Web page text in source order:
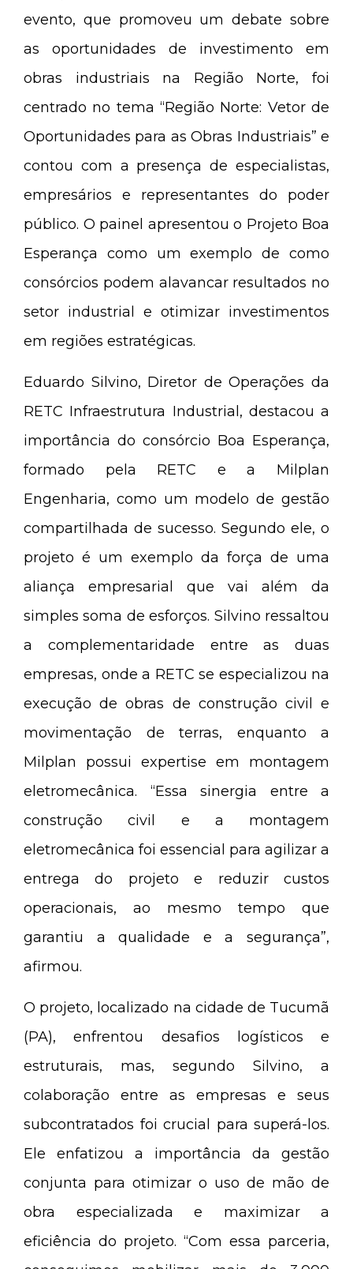
evento, que promoveu um debate sobre
as oportunidades de investimento em
obras industriais na Região Norte, foi
centrado no tema “Região Norte: Vetor de
Oportunidades para as Obras Industriais” e
contou com a presença de especialistas,
empresários e representantes do poder
público. O painel apresentou o Projeto Boa
Esperança como um exemplo de como
consórcios podem alavancar resultados no
setor industrial e otimizar investimentos
em regiões estratégicas.
Eduardo Silvino, Diretor de Operações da
RETC Infraestrutura Industrial, destacou a
importância do consórcio Boa Esperança,
formado pela RETC e a Milplan
Engenharia, como um modelo de gestão
compartilhada de sucesso. Segundo ele, o
projeto é um exemplo da força de uma
aliança empresarial que vai além da
simples soma de esforços. Silvino ressaltou
a complementaridade entre as duas
empresas, onde a RETC se especializou na
execução de obras de construção civil e
movimentação de terras, enquanto a
Milplan possui expertise em montagem
eletromecânica. “Essa sinergia entre a
construção civil e a montagem
eletromecânica foi essencial para agilizar a
entrega do projeto e reduzir custos
operacionais, ao mesmo tempo que
garantiu a qualidade e a segurança”,
afirmou.
O projeto, localizado na cidade de Tucumã
(PA), enfrentou desafios logísticos e
estruturais, mas, segundo Silvino, a
colaboração entre as empresas e seus
subcontratados foi crucial para superá-los.
Ele enfatizou a importância da gestão
conjunta para otimizar o uso de mão de
obra especializada e maximizar a
eficiência do projeto. “Com essa parceria,